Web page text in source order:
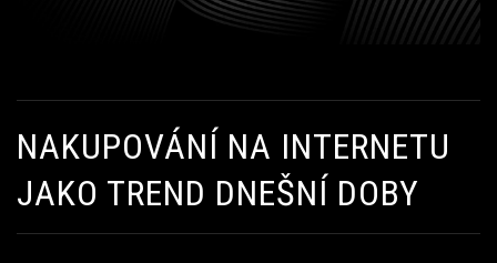
NAKUPOVÁNÍ NA INTERNETU
JAKO TREND DNEŠNÍ DOBY